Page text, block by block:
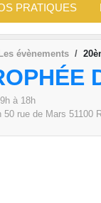
PRATIQUES
Les évènements
à 18h
50 rue de Mars 51100